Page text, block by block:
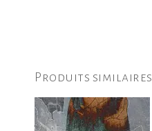
Produits similaires